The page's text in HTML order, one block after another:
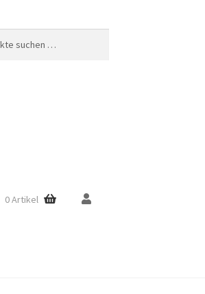
0 Artikel